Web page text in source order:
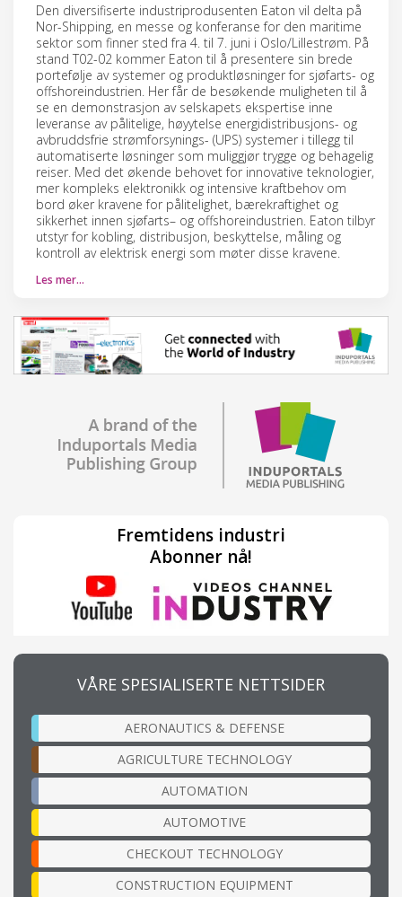
Den diversifiserte industriprodusenten Eaton vil delta på
Nor-Shipping, en messe og konferanse for den maritime
sektor som finner sted fra 4. til 7. juni i Oslo/Lillestrøm. På
stand T02-02 kommer Eaton til å presentere sin brede
portefølje av systemer og produktløsninger for sjøfarts- og
offshoreindustrien. Her får de besøkende muligheten til å
se en demonstrasjon av selskapets ekspertise inne
leveranse av pålitelige, høyytelse energidistribusjons- og
avbruddsfrie strømforsynings- (UPS) systemer i tillegg til
automatiserte løsninger som muliggjør trygge og behagelig
reiser. Med det økende behovet for innovative teknologier,
mer kompleks elektronikk og intensive kraftbehov om
bord øker kravene for pålitelighet, bærekraftighet og
sikkerhet innen sjøfarts– og offshoreindustrien. Eaton tilbyr
utstyr for kobling, distribusjon, beskyttelse, måling og
kontroll av elektrisk energi som møter disse kravene.
Les mer…
Fremtidens industri
Abonner nå!
VÅRE SPESIALISERTE NETTSIDER
AERONAUTICS & DEFENSE
AGRICULTURE TECHNOLOGY
AUTOMATION
AUTOMOTIVE
CHECKOUT TECHNOLOGY
CONSTRUCTION EQUIPMENT